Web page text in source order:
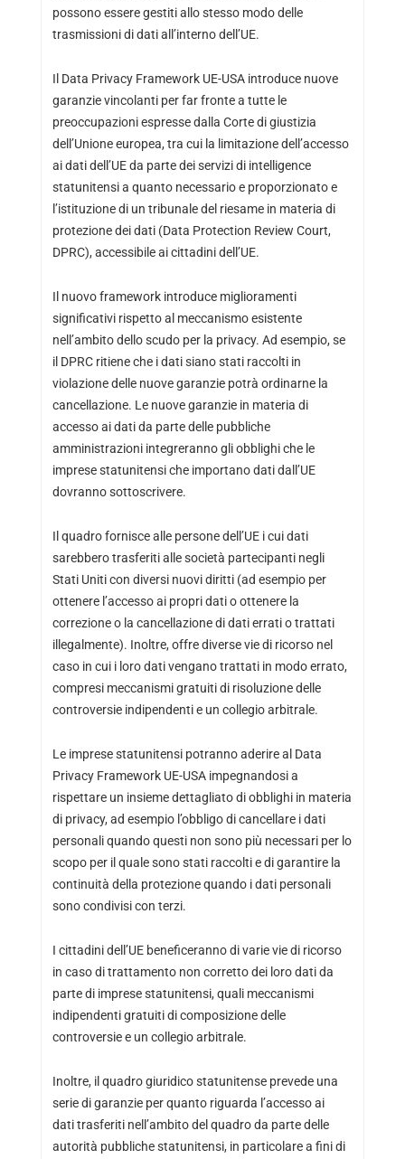
possono essere gestiti allo stesso modo delle
trasmissioni di dati all’interno dell’UE.
Il Data Privacy Framework UE-USA introduce nuove
garanzie vincolanti per far fronte a tutte le
preoccupazioni espresse dalla Corte di giustizia
dell’Unione europea, tra cui la limitazione dell’accesso
ai dati dell’UE da parte dei servizi di intelligence
statunitensi a quanto necessario e proporzionato e
l’istituzione di un tribunale del riesame in materia di
protezione dei dati (Data Protection Review Court,
DPRC), accessibile ai cittadini dell’UE.
Il nuovo framework introduce miglioramenti
significativi rispetto al meccanismo esistente
nell’ambito dello scudo per la privacy. Ad esempio, se
il DPRC ritiene che i dati siano stati raccolti in
violazione delle nuove garanzie potrà ordinarne la
cancellazione. Le nuove garanzie in materia di
accesso ai dati da parte delle pubbliche
amministrazioni integreranno gli obblighi che le
imprese statunitensi che importano dati dall’UE
dovranno sottoscrivere.
Il quadro fornisce alle persone dell’UE i cui dati
sarebbero trasferiti alle società partecipanti negli
Stati Uniti con diversi nuovi diritti (ad esempio per
ottenere l’accesso ai propri dati o ottenere la
correzione o la cancellazione di dati errati o trattati
illegalmente). Inoltre, offre diverse vie di ricorso nel
caso in cui i loro dati vengano trattati in modo errato,
compresi meccanismi gratuiti di risoluzione delle
controversie indipendenti e un collegio arbitrale.
Le imprese statunitensi potranno aderire al Data
Privacy Framework UE-USA impegnandosi a
rispettare un insieme dettagliato di obblighi in materia
di privacy, ad esempio l’obbligo di cancellare i dati
personali quando questi non sono più necessari per lo
scopo per il quale sono stati raccolti e di garantire la
continuità della protezione quando i dati personali
sono condivisi con terzi.
I cittadini dell’UE beneficeranno di varie vie di ricorso
in caso di trattamento non corretto dei loro dati da
parte di imprese statunitensi, quali meccanismi
indipendenti gratuiti di composizione delle
controversie e un collegio arbitrale.
Inoltre, il quadro giuridico statunitense prevede una
serie di garanzie per quanto riguarda l’accesso ai
dati trasferiti nell’ambito del quadro da parte delle
autorità pubbliche statunitensi, in particolare a fini di